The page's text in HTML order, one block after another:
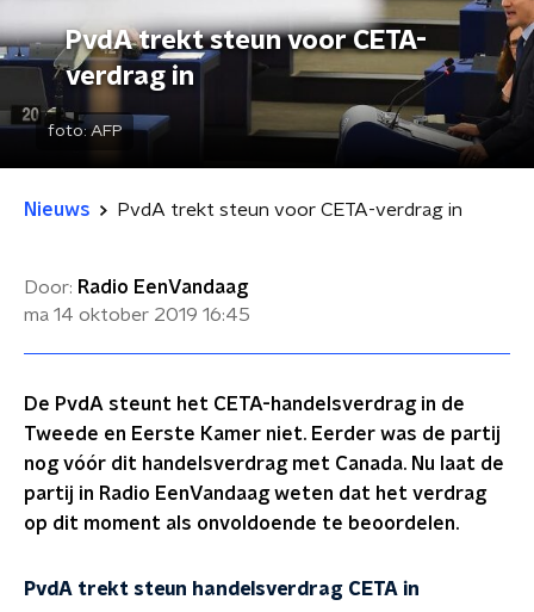
PvdA trekt steun voor CETA-
verdrag in
foto:AFP
Nieuws PvdA trekt steun voor CETA-verdrag in
Door: Radio EenVandaag
ma 14 oktober 2019 16:45
De PvdA steunt het CETA-handelsverdrag in de
Tweede en Eerste Kamer niet. Eerder was de partij
nog vóór dit handelsverdrag met Canada. Nu laat de
partij in Radio EenVandaag weten dat het verdrag
op dit moment als onvoldoende te beoordelen.
PvdA trekt steun handelsverdrag CETA in